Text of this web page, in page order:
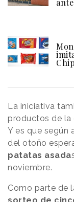
La iniciativa
productos de la
Y es que según
del otoño
patatas asada
noviembre.
Como parte de
sorteo de